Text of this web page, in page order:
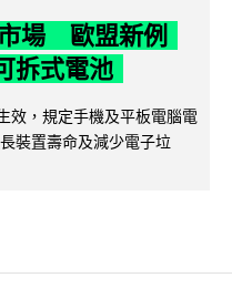
場 歐盟新例
拆式電池
效，規定手機及平板電腦電
裝置壽命及減少電子垃